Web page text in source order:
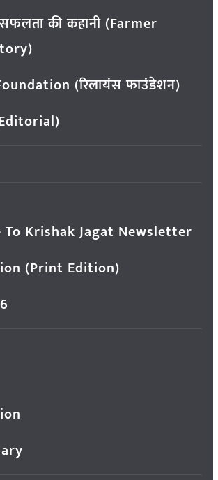
की कहानी (Farmer
(रिलायंस फाउंडेशन)
To Krishak Jagat Newsletter
(Print Edition)